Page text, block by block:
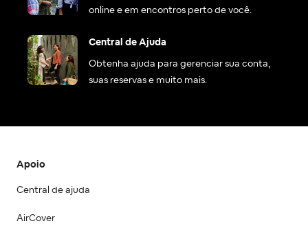
online e em encontros perto de você.
Central de Ajuda
Obtenha ajuda para gerenciar sua conta,
suas reservas e muito mais.
Apoio
Central de ajuda
AirCover